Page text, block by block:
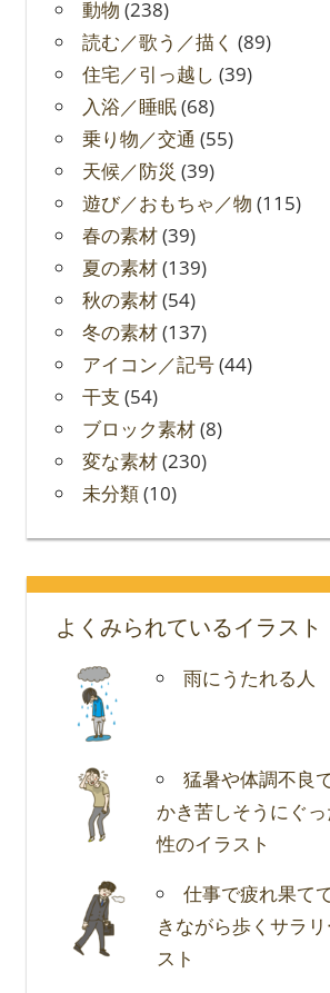
動物 (238)
読む／歌う／描く (89)
住宅／引っ越し (39)
入浴／睡眠(68)
乗り物／交通 (55)
天候／防災 (39)
遊び／おもちゃ／物 (115)
春の素材(39)
夏の素材(139)
秋の素材(54)
冬の素材(137)
アイコン／記号(44)
干支 (54)
ブロック素材(8)
変な素材(230)
未分類(10)
よくみられているイラスト
雨にうたれる人
猛暑や体調不良
かき苦しそうにぐ
性のイラスト
仕事で疲れ果て
きながら歩くサラ
スト